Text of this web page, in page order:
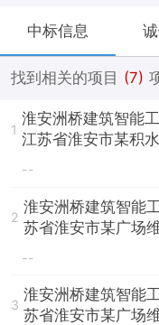
中标信息
找到相关的项目 (7)
1
淮安洲桥建筑智能
江苏省淮安市某积
--
2
淮安洲桥建筑智能
苏省淮安市某广场
--
3
淮安洲桥建筑智能
苏省淮安市某广场